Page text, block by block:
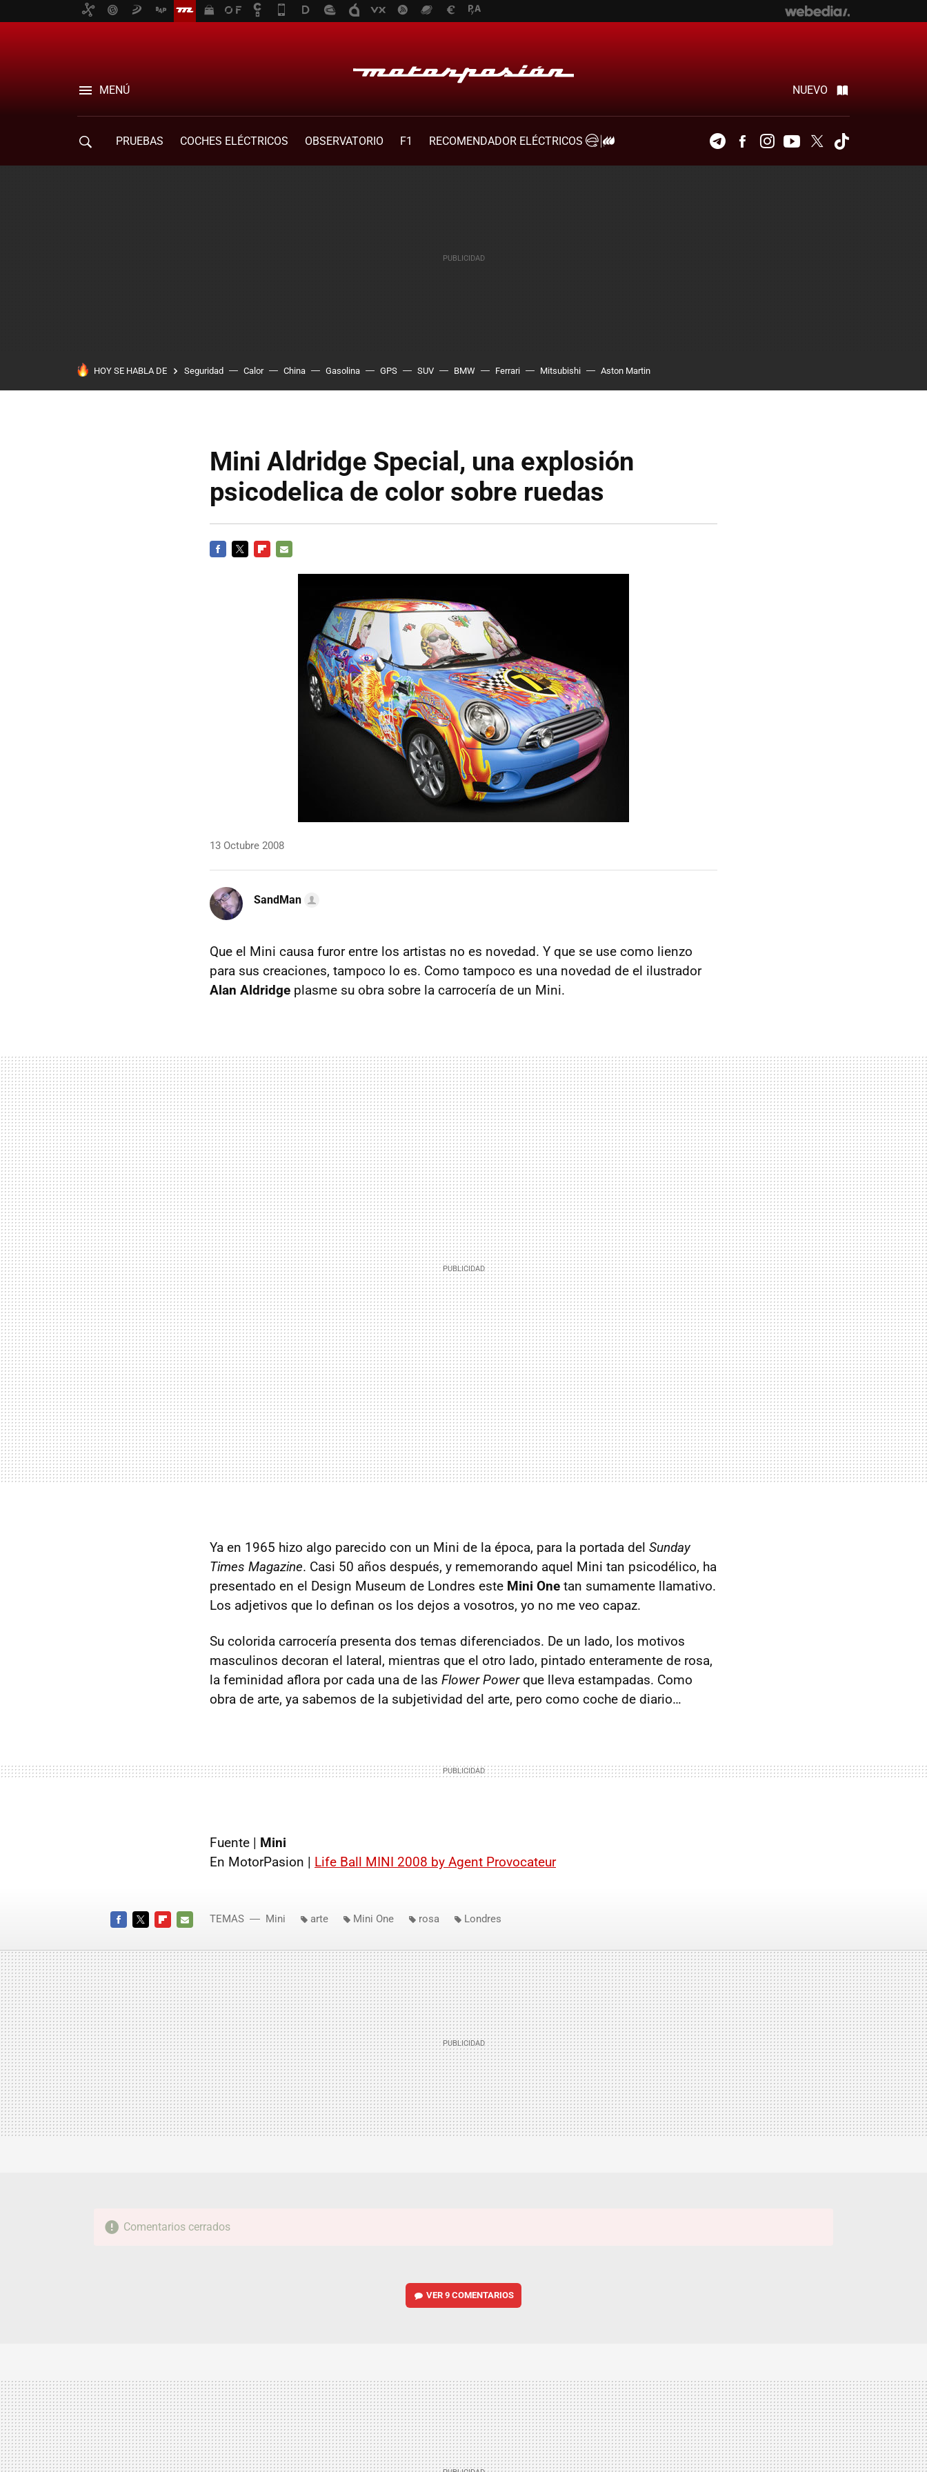
MENÚ NUEVO
PRUEBAS COCHES ELÉCTRICOS OBSERVATORIO F1
RECOMENDADOR ELÉCTRICOS
TelegramFacebookInstagramYoutubeTwitter
HOY SE HABLA DE Seguridad Calor China Gasolina GPS SUV BMW Ferrari Mitsubishi Aston Martin
Mini Aldridge Special, una explosión
psicodelica de color sobre ruedas
13 Octubre 2008
SandMan
Que el Mini causa furor entre los artistas no es novedad. Y que se use como lienzo
para sus creaciones, tampoco lo es. Como tampoco es una novedad de el ilustrador
Alan Aldridge plasme su obra sobre la carrocería de un Mini.
Ya en 1965 hizo algo parecido con un Mini de la época, para la portada del Sunday
Times Magazine. Casi 50 años después, y rememorando aquel Mini tan psicodélico, ha
presentado en el Design Museum de Londres este Mini One tan sumamente llamativo.
Los adjetivos que lo definan os los dejos a vosotros, yo no me veo capaz.
Su colorida carrocería presenta dos temas diferenciados. De un lado, los motivos
masculinos decoran el lateral, mientras que el otro lado, pintado enteramente de rosa,
la feminidad aflora por cada una de las Flower Powerque lleva estampadas. Como
obra de arte, ya sabemos de la subjetividad del arte, pero como coche de diario…
Fuente | Mini
En MotorPasion | Life Ball MINI 2008 by Agent Provocateur
MAIL
TEMAS Mini arte Mini One rosa Londres
Comentarios cerrados
VER9 COMENTARIOS